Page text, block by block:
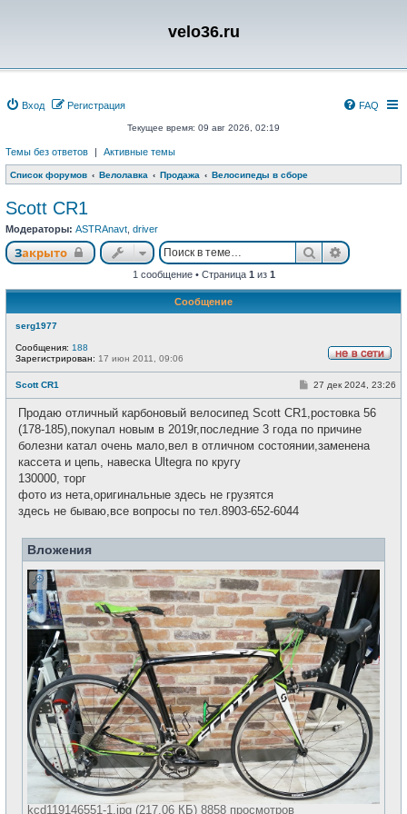
velo36.ru
Вход Регистрация FAQ
Текущее время: 09 авг 2026, 02:19
Темы без ответов | Активные темы
Список форумов Велолавка Продажа Велосипеды в сборе
Scott CR1
Модераторы: ASTRAnavt driver
Закрыто Поиск
1 сообщение • Страница 1 из 1
Сообщение
serg1977
в
с
Сообщения: 188
Зарегистрирован: 17 июн 2011, 09:06
Scott CR1
С
б
щ
н
27 дек 2024, 23:26
Продаю отличный карбоновый велосипед Scott CR1,ростовка 56
(178-185),покупал новым в 2019г,последние 3 года по причине
болезни катал очень мало,вел в отличном состоянии,заменена
кассета и цепь, навеска Ultegra по кругу
130000, торг
фото из нета,оригинальные здесь не грузятся
здесь не бываю,все вопросы по тел.8903-652-6044
Вложения
kcd119146551-1.jpg (217.06 КБ) 8858 просмотров